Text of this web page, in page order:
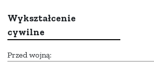
Wykształcenie
cywilne
Przed wojną: